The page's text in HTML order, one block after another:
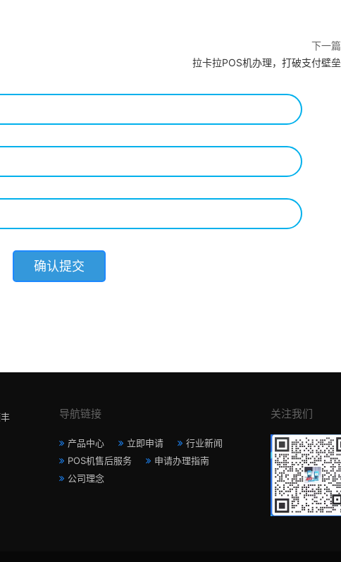
下一篇
拉卡拉POS机办理，打破支付壁垒
导航链接
产品中心 立即申请
行业新闻
POS机售后服务
申请办理指南
公司理念
关注我们